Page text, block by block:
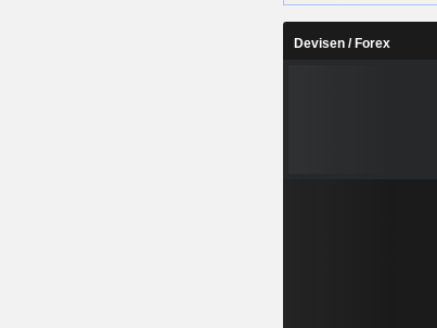
Devisen / Forex